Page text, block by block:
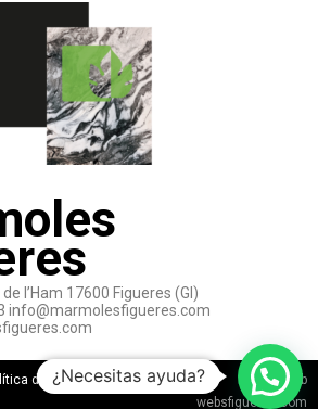
l’Ham 17600 Figueres (GI)
info@marmolesfigueres.com
de Cookies Marmoles Figueres Diseño web
websfigueres.com
¿Necesitas ayuda?